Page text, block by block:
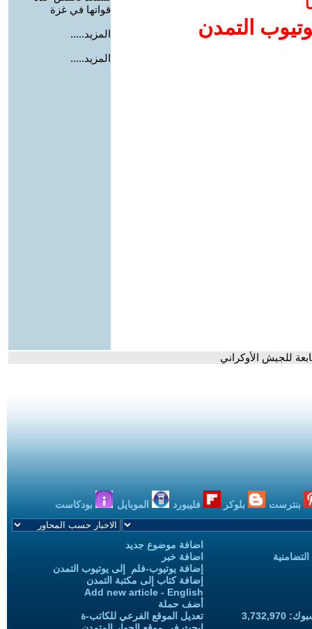
التمدن
قواتها في غزة
المزيد.....
المزيد.....
للجيش الأوكراني
بنترست بلوكر فليبورد الموبايل بودكاست
اضافة موضوع جديد
اضافة خبر
إضافة يوتيوب-فلم إلى يوتيوب التمدن
إضافة كتاب إلى مكتبة التمدن
Add new article - English
أضف حملة
تعديل الموقع الفرعي للكاتب-ة